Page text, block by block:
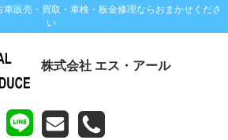
販売・買取・車検・板金修理ならおまかせくださ
い
株式会社 エス・アール